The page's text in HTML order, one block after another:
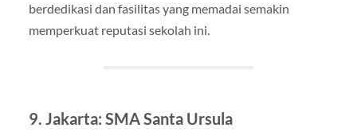
berdedikasi dan fasilitas yang memadai semakin
memperkuat reputasi sekolah ini.
9. Jakarta: SMA Santa Ursula